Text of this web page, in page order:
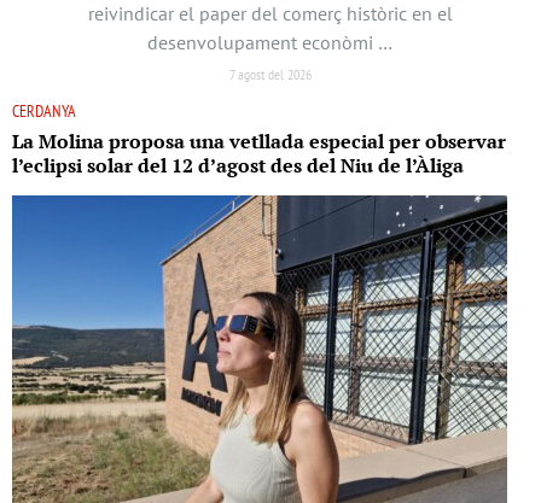
reivindicar el paper del comerç històric en el
desenvolupament econòmi …
7 agost del 2026
CERDANYA
La Molina proposa una vetllada especial per observar
l’eclipsi solar del 12 d’agost des del Niu de l’Àliga